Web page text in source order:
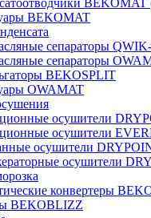
BEKOMAT
BEKOMAT
сепараторы
сепараторы
BEKOSPLIT
OWAMAT
осушители
осушители
осушители
осушители
конвертеры
BEKOBLIZZ